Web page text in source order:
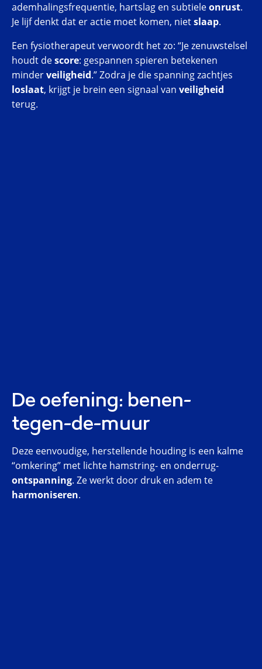
ademhalingsfrequentie, hartslag en subtieleonrust.
Je lijf denkt dat er actie moet komen, nietslaap.
Een fysiotherapeut verwoordt het zo: “Je zenuwstelsel
houdt descore: gespannen spieren betekenen
minderveiligheid.” Zodra je die spanning zachtjes
loslaat, krijgt je brein een signaal van veiligheid
terug.
De oefening: benen-
tegen-de-muur
Deze eenvoudige, herstellende houding is een kalme
“omkering” met lichte hamstring- en onderrug-
ontspanning. Ze werkt door druk en adem te
harmoniseren.